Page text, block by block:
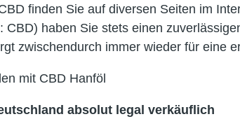
finden Sie auf diversen Seiten im
CBD) haben Sie stets einen
zwischendurch immer wieder für eine
absolut legal verkäuflich